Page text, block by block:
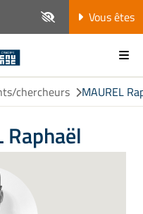
Vous êtes
chercheurs MAUREL
Raphaël